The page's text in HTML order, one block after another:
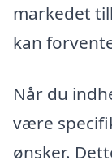
markedet
kan
Når du
være
ønsker.